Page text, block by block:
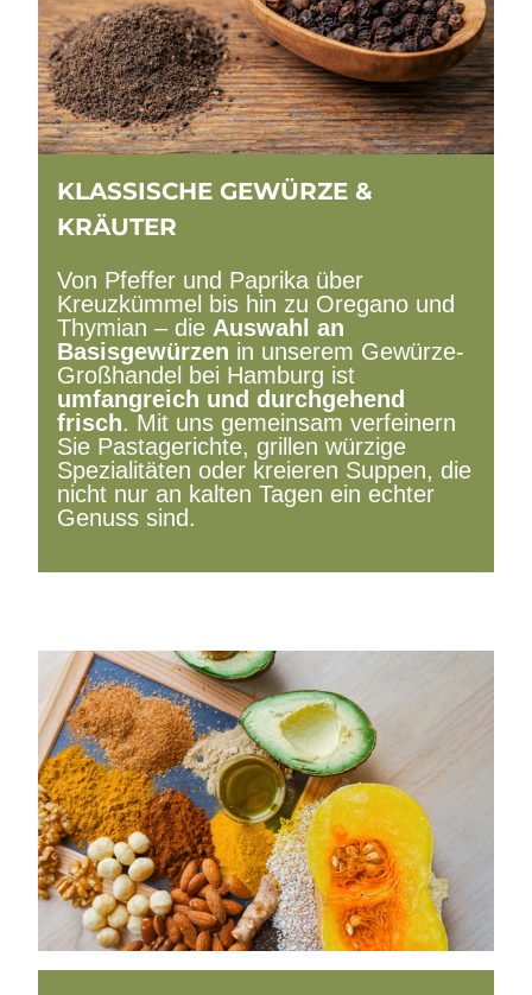
KLASSISCHE GEWÜRZE &
KRÄUTER
Von Pfeffer und Paprika über
Kreuzkümmel bis hin zu Oregano und
Thymian – die Auswahl an
Basisgewürzen in unserem Gewürze-
Großhandel bei Hamburg ist
umfangreich und durchgehend
frisch. Mit uns gemeinsam verfeinern
Sie Pastagerichte, grillen würzige
Spezialitäten oder kreieren Suppen, die
nicht nur an kalten Tagen ein echter
Genuss sind.